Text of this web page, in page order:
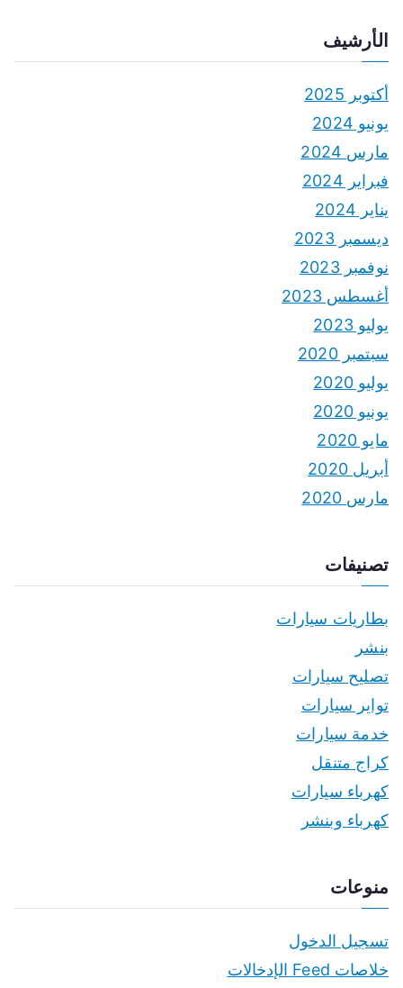
الأرشيف
أكتوبر 2025
يونيو 2024
مارس 2024
فبراير 2024
يناير 2024
ديسمبر 2023
نوفمبر 2023
أغسطس 2023
يوليو 2023
سبتمبر 2020
يوليو 2020
يونيو 2020
مايو 2020
أبريل 2020
مارس 2020
تصنيفات
بطاريات سيارات
بنشر
تصليح سيارات
تواير سيارات
خدمة سيارات
كراج متنقل
كهرباء سيارات
كهرباء وبنشر
منوعات
تسجيل الدخول
خلاصات Feed الإدخالات